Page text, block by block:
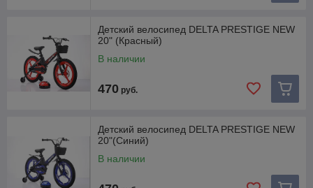
Детский велосипед DELTA PRESTIGE NEW
20" (Красный)
В наличии
470 руб.
Детский велосипед DELTA PRESTIGE NEW
20"(Синий)
В наличии